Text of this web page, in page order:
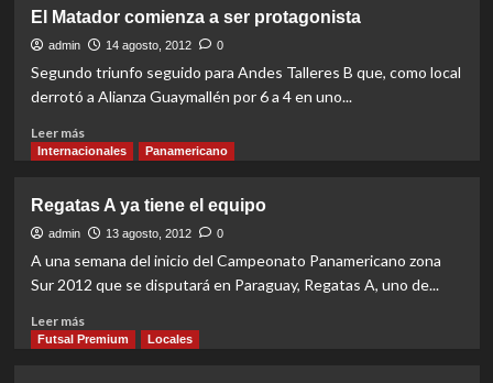
COP
puso
cuarta
aunque
derrapa
El Matador comienza a ser protagonista
admin 14 agosto, 2012 0
Segundo triunfo seguido para Andes Talleres B que, como local
derrotó a Alianza Guaymallén por 6 a 4 en uno...
Leer másRead
more
Matador
comienza
a
ser
protagonista
Internacionales Panamericano
Regatas A ya tiene el equipo
admin 13 agosto, 2012 0
A una semana del inicio del Campeonato Panamericano zona
Sur 2012 que se disputará en Paraguay, Regatas A, uno de...
Leer másRead
more
Futsal Premium Locales